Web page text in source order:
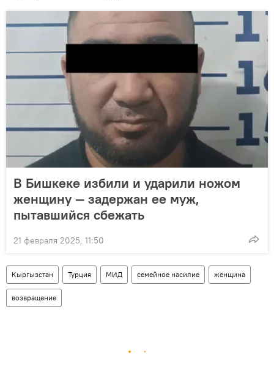
В Бишкеке избили и ударили ножом
женщину — задержан ее муж,
пытавшийся сбежать
21 февраля 2025, 11:50
Кыргызстан Турция МИД семейное насилие женщина
возвращение